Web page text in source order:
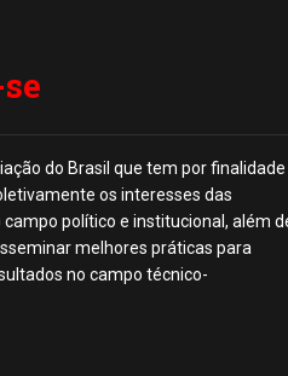
do Brasil que tem por finalidade
os interesses das
político e institucional, além
melhores práticas para
no campo técnico-